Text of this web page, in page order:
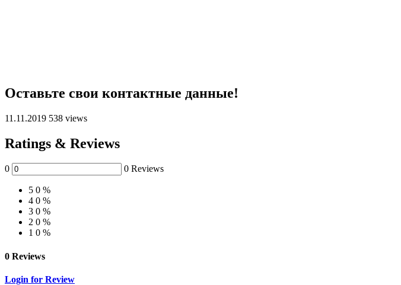
Оставьте свои контактные данные!
11.11.2019 538 views
Ratings & Reviews
0 0 Reviews
5 0 %
4 0 %
3 0 %
2 0 %
1 0 %
0 Reviews
Login for Review